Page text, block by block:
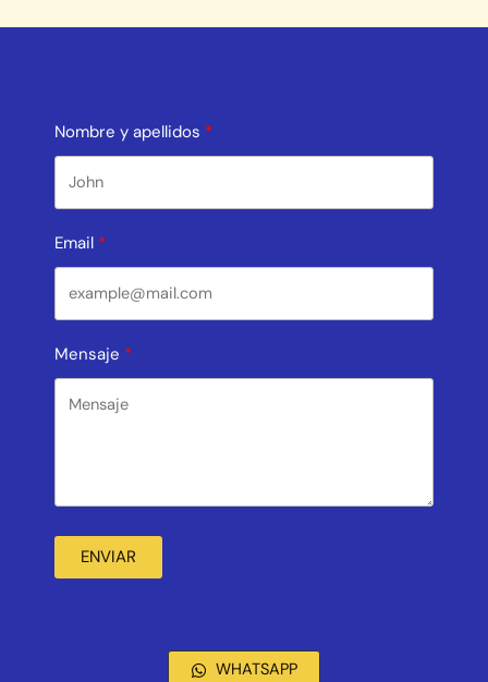
Nombre y apellidos
Email
Mensaje
ENVIAR
WHATSAPP